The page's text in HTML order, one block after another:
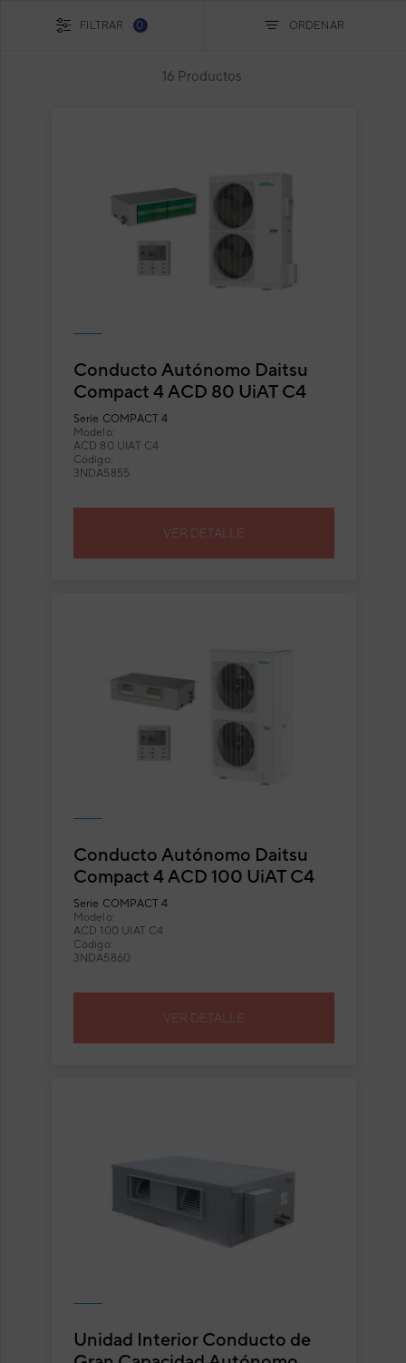
16 Productos
FILTRAR 0 ORDENAR
Conducto Autónomo Daitsu
Compact 4 ACD 80 UiAT C4
Serie COMPACT 4
Modelo:
ACD 80 UIAT C4
Código:
3NDA5855
VER DETALLE
Conducto Autónomo Daitsu
Compact 4 ACD 100 UiAT C4
Serie COMPACT 4
Modelo:
ACD 100 UIAT C4
Código:
3NDA5860
VER DETALLE
Unidad Interior Conducto de